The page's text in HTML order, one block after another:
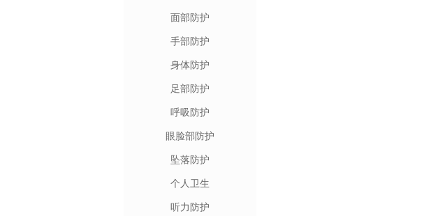
面部防护
手部防护
身体防护
足部防护
呼吸防护
眼脸部防护
坠落防护
个人卫生
听力防护